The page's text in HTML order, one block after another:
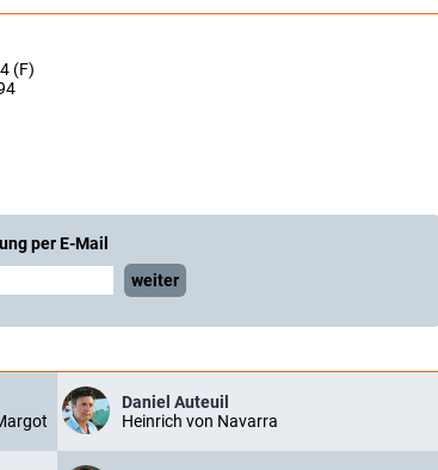
(F)
per E-Mail
weiter
Daniel Auteuil
Heinrich von Navarra